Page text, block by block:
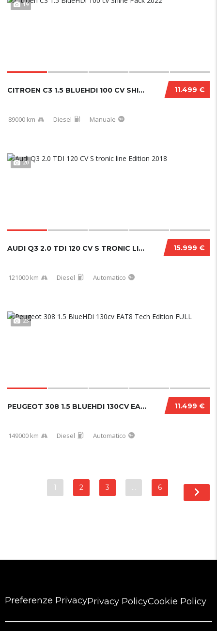
19
11.499 €
CITROEN C3 1.5 BLUEHDI 100 CV SHINE PACK 2022
89000 km Diesel Manuale
20
15.999 €
AUDI Q3 2.0 TDI 120 CV S TRONIC LINE EDITION 2018
121000 km Diesel Automatico
23
11.499 €
PEUGEOT 308 1.5 BLUEHDI 130CV EAT8 TECH EDITION FULL
149000 km Diesel Automatico
1 2 3 … 6
Preferenze PrivacyPrivacy PolicyCookie Policy